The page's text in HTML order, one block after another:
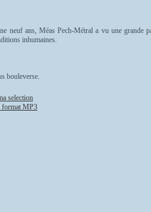
neuf ans, Méas Pech-Métral a vu une grande
inhumaines.
bouleverse.
selection
format MP3